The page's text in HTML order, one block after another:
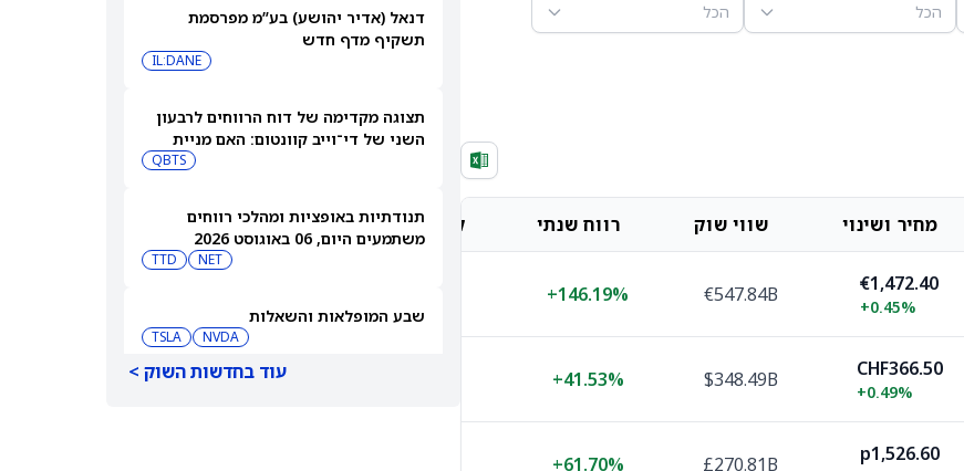
הכל
הכל
מחיר ושינוי שווי שוק רווח שנתי קונצנזוס אנליסטים מחיר יעד אנליסטים
€1,472.40
+0.45%
€547.84B
+146.19%
CHF366.50
+0.49%
$348.49B
+41.53%
CHF354.35
p1,526.60
£270.81B
+61.70%
דנאל (אדיר יהושע) בע”מ מפרסמת
תשקיף מדף חדש
IL:DANE
תצוגה מקדימה של דוח הרווחים לרבעון
השני של די־וייב קוונטום: האם מניית
(QBTS) יכולה להמשיך לבנות על רבעון
QBTS
תנודתיות באופציות ומהלכי רווחים
משתמעים היום, 06 באוגוסט 2026
NET
TTD
שבע המופלאות והשאלות
NVDA
TSLA
עוד בחדשות השוק >